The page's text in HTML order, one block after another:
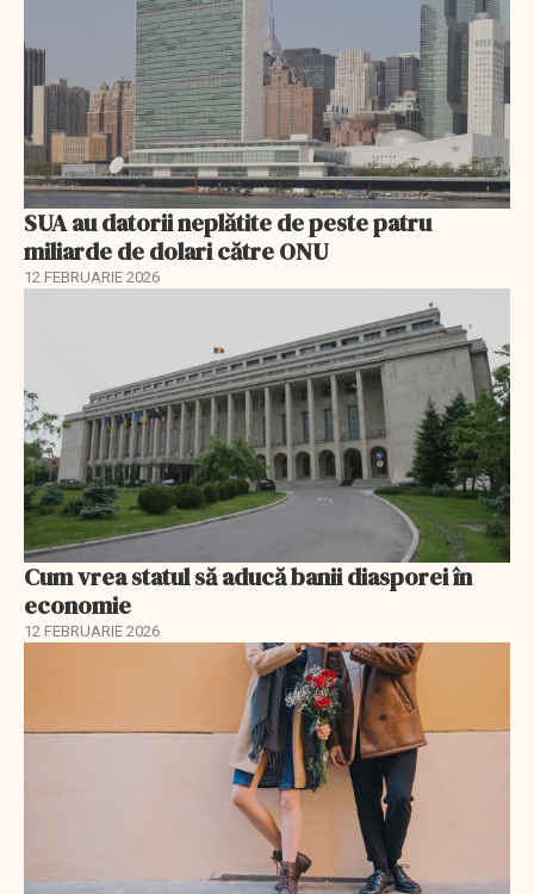
SUA au datorii neplătite de peste patru
miliarde de dolari către ONU
12 FEBRUARIE 2026
Cum vrea statul să aducă banii diasporei în
economie
12 FEBRUARIE 2026